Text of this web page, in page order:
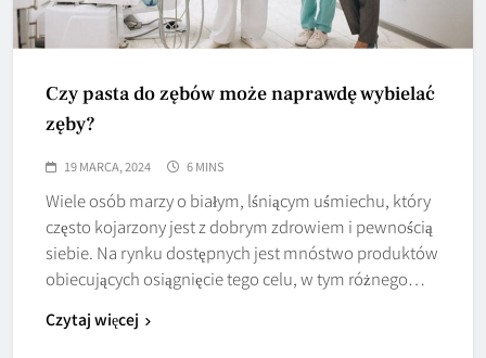
Czy pasta do zębów może naprawdę wybielać
zęby?
19 MARCA, 2024 6 MINS
Wiele osób marzy o białym, lśniącym uśmiechu, który
często kojarzony jest z dobrym zdrowiem i pewnością
siebie. Na rynku dostępnych jest mnóstwo produktów
obiecujących osiągnięcie tego celu, w tym różnego…
Czytaj więcej